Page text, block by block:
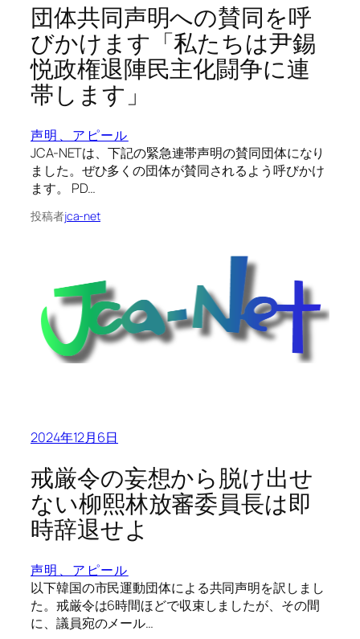
団体共同声明への賛同を呼
びかけます「私たちは尹錫
悦政権退陣民主化闘争に連
帯します」
声明、アピール
JCA-NETは、下記の緊急連帯声明の賛同団体になり
ました。ぜひ多くの団体が賛同されるよう呼びかけ
ます。 PD…
投稿者jca-net
2024年12月6日
戒厳令の妄想から脱け出せ
ない柳熙林放審委員長は即
時辞退せよ
声明、アピール
以下韓国の市民運動団体による共同声明を訳しまし
た。戒厳令は6時間ほどで収束しましたが、その間
に、議員宛のメール…